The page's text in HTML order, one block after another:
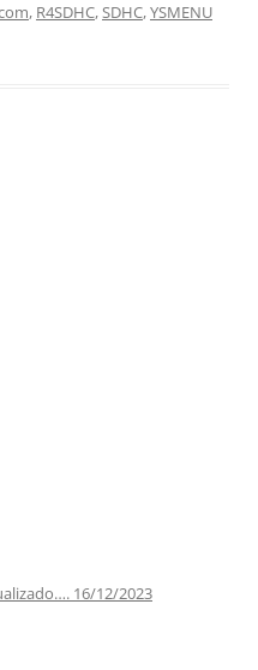
, R4SDHC,SDHC,YSMENU
16/12/2023